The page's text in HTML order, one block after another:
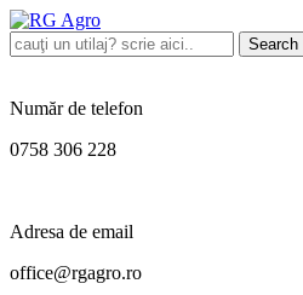
Search
Număr de telefon
0758 306 228
Adresa de email
office@rgagro.ro